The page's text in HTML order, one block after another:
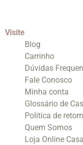
Visite
Blog
Carrinho
Dúvidas
Fale Conosco
Minha conta
Glossário de
Politica de
Quem Somos
Loja Online